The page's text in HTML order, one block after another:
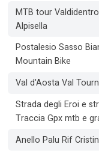
MTB tour
Alpisella
Postalesio Sasso
Mountain Bike
Val d'Aosta Val
Strada degli Eroi e
Traccia Gpx mtb e
Anello Palu Rif